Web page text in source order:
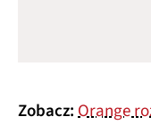
Zobacz:Orange